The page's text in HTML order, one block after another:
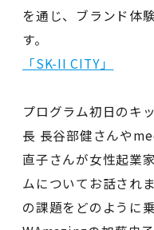
を通じ、ブランド体
す。
「SK-II CITY」
プログラム初日のキ
長 長谷部健さんや
直子さんが女性起業
ムについてお話され
の課題をどのように